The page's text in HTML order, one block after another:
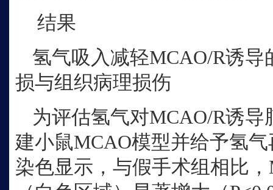
结果
氢气吸入减轻MCAO/R诱导
损与组织病理损伤
为评估氢气对MCAO/R诱导
建小鼠MCAO模型并给予氢
染色显示，与假手术组相比